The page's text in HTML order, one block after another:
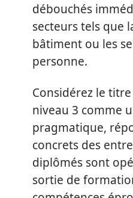
débouchés
secteurs tels que
bâtiment ou les
personne.
Considérez le
niveau 3 comme
pragmatique,
concrets des
diplômés sont
sortie de